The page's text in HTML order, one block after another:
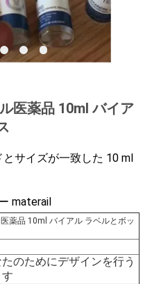
医薬品 10ml バイア
サイズが一致した 10 ml
materail
薬品 10ml バイアル ラベルとボッ
のためにデザインを行う